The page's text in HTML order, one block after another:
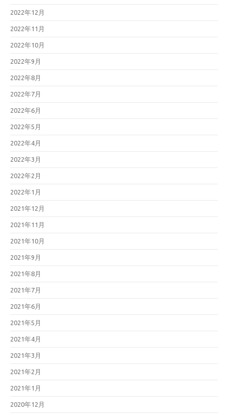
2022年12月
2022年11月
2022年10月
2022年9月
2022年8月
2022年7月
2022年6月
2022年5月
2022年4月
2022年3月
2022年2月
2022年1月
2021年12月
2021年11月
2021年10月
2021年9月
2021年8月
2021年7月
2021年6月
2021年5月
2021年4月
2021年3月
2021年2月
2021年1月
2020年12月